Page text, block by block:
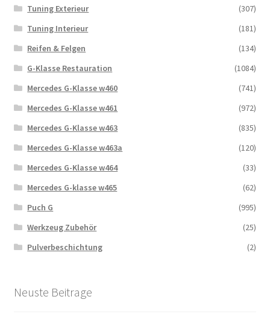
Tuning Exterieur
(307)
Tuning Interieur
(181)
Reifen & Felgen
(134)
G-Klasse Restauration
(1084)
Mercedes G-Klasse w460
(741)
Mercedes G-Klasse w461
(972)
Mercedes G-Klasse w463
(835)
Mercedes G-Klasse w463a
(120)
Mercedes G-Klasse w464
(33)
Mercedes G-klasse w465
(62)
Puch G
(995)
Werkzeug Zubehör
(25)
Pulverbeschichtung
(2)
Neuste Beitrage